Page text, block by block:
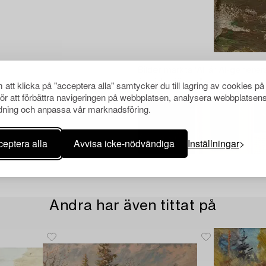
att klicka på "acceptera alla" samtycker du till lagring av cookies
att förbättra navigeringen på webbplatsen, analysera webbplatsens
och anpassa vår marknadsföring.
alla Avvisa icke-nödvändiga Inställningar
Bilder märkta 'AI' är AI-
faktiska föremålet.
Andra har även tittat på